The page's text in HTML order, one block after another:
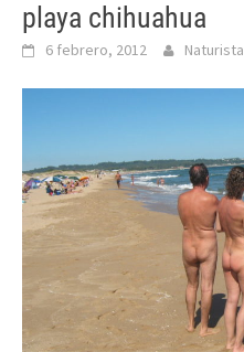
playa chihuahua
6 febrero, 2012 Naturista